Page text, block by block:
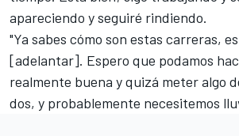
apareciendo y seguiré rindiendo.
"Ya sabes cómo son estas carreras,
[adelantar]. Espero que podamos
realmente buena y quizá meter algo
dos, y probablemente necesitemos